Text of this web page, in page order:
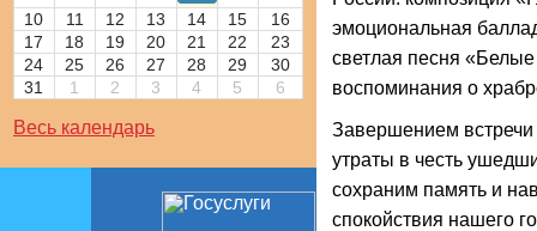
10 11 12 13 14 15
16
17
18 19 20 21 22
23
24
25 26 27 28 29
30
31
1 2 3 4 5 6
Весь календарь
эмоциональная
светлая песня
воспоминания о
Завершением встречи
утраты в честь
сохраним память и
спокойствия нашего